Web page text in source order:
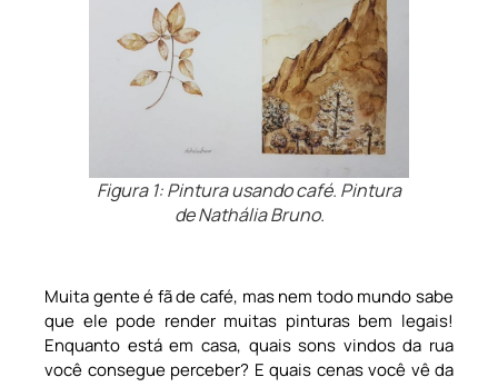
Figura 1: Pintura usando café. Pintura
de Nathália Bruno.
Muita gente é fã de café, mas nem todo mundo sabe
que ele pode render muitas pinturas bem legais!
Enquanto está em casa, quais sons vindos da rua
você consegue perceber? E quais cenas você vê da